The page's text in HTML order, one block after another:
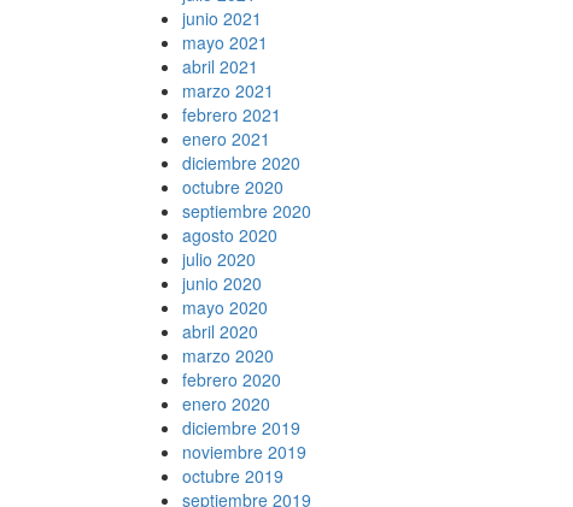
junio 2021
mayo 2021
abril 2021
marzo 2021
febrero 2021
enero 2021
diciembre 2020
octubre 2020
septiembre 2020
agosto 2020
julio 2020
junio 2020
mayo 2020
abril 2020
marzo 2020
febrero 2020
enero 2020
diciembre 2019
noviembre 2019
octubre 2019
septiembre 2019